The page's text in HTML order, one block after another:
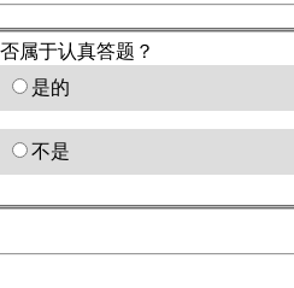
属于认真答题？
是的
不是